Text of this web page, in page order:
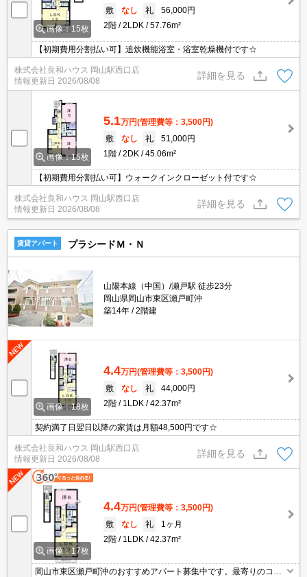
画像：15枚
敷
なし 礼
56,000円
2階
2LDK 57.76m²
【初期費用分割払い可】追炊機能浴室・浴室乾燥機付です☆
株式会社良和ハウス 岡山駅西口店
情報更新日 2026/08/08
詳細を見る
画像：15枚
5.1万円(管理費等：3,500円)
敷
なし 礼
51,000円
1階
2DK 45.06m²
【初期費用分割払い可】ウォークインクローゼット付です☆
株式会社良和ハウス 岡山駅西口店
情報更新日 2026/08/08
詳細を見る
賃貸アパート プラシードＭ・Ｎ
山陽本線（中国）/瀬戸駅 徒歩23分
岡山県岡山市東区瀬戸町沖
築14年
2階建
画像：18枚
4.4万円(管理費等：3,500円)
敷
なし 礼
44,000円
2階
1LDK 42.37m²
契約満了日翌日以降の家賃は月額48,500円です☆
株式会社良和ハウス 岡山駅西口店
情報更新日 2026/08/08
詳細を見る
画像：17枚
4.4万円(管理費等：3,500円)
敷
なし 礼
1ヶ月
2階
1LDK 42.37m²
岡山市東区瀬戸町沖のおすすめアパート募集中です。最寄りのコン